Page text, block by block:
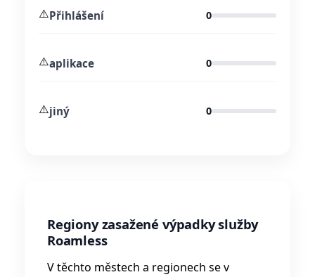
⚠️Přihlášení 0
⚠️aplikace 0
⚠️jiný 0
Regiony zasažené výpadky služby
Roamless
V těchto městech a regionech se v